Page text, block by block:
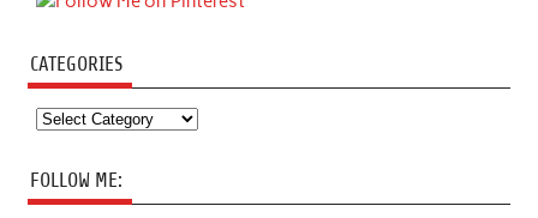
CATEGORIES
Categories
FOLLOW ME: